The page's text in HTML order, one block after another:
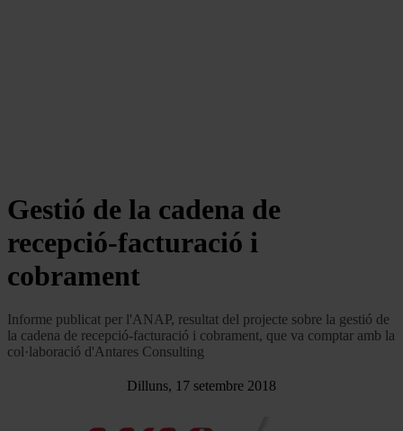
Gestió de la cadena de
recepció-facturació i
cobrament
Informe publicat per l'ANAP, resultat del projecte sobre la gestió de
la cadena de recepció-facturació i cobrament, que va comptar amb la
col·laboració d'Antares Consulting
Dilluns, 17 setembre 2018